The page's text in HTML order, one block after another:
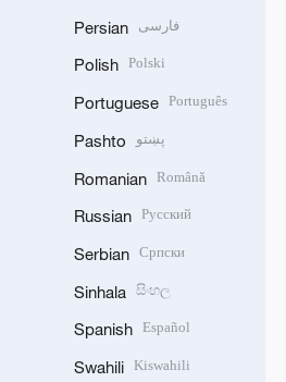
Persian فارسی
Polish Polski
Portuguese Português
Pashto پښتو
Romanian Română
Russian Русский
Serbian Српски
Sinhala සිංහල
Spanish Español
Swahili Kiswahili